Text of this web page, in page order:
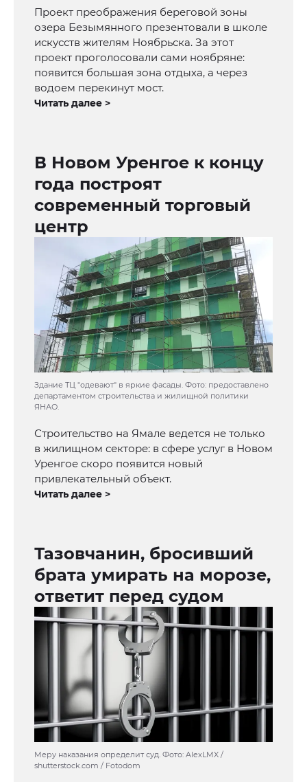
Проект преображения береговой зоны
озера Безымянного презентовали в школе
искусств жителям Ноябрьска. За этот
проект проголосовали сами ноябряне:
появится большая зона отдыха, а через
водоем перекинут мост.
Читать далее >
В Новом Уренгое к концу
года построят
современный торговый
центр
Здание ТЦ "одевают" в яркие фасады. Фото: предоставлено
департаментом строительства и жилищной политики
ЯНАО.
Строительство на Ямале ведется не только
в жилищном секторе: в сфере услуг в Новом
Уренгое скоро появится новый
привлекательный объект.
Читать далее >
Тазовчанин, бросивший
брата умирать на морозе,
ответит перед судом
Меру наказания определит суд. Фото: AlexLMX /
shutterstock.com / Fotodom